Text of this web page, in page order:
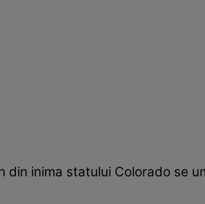
din inima statului Colorado se